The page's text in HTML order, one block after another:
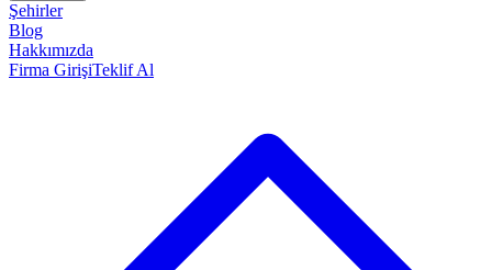
Şehirler
Blog
Hakkımızda
Firma GirişiTeklif Al